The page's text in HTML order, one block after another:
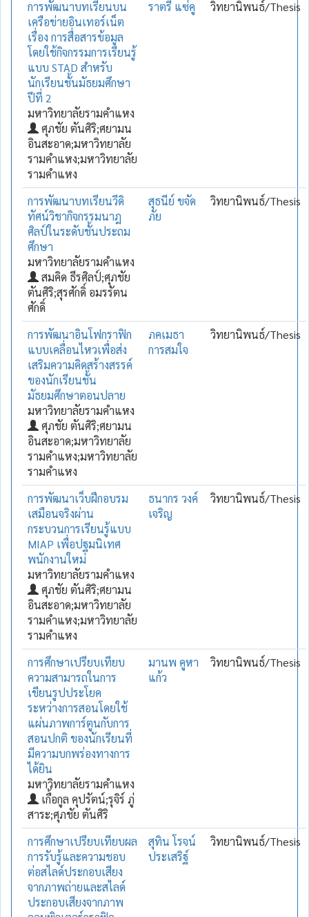
การพัฒนาบทเรียนบน
เครือข่ายอินเทอร์เน็ต
เรื่อง การสื่อสารข้อมูล
โดยใช้กิจกรรมการเรียนรู้
แบบ STAD สำหรับ
นักเรียนชั้นมัธยมศึกษา
ปีที่ 2
มหาวิทยาลัยรามคำแหง
ศุภชัย ตันศิริ;ศยามน
อินสะอาด;มหาวิทยาลัย
รามคำแหง;มหาวิทยาลัย
รามคำแหง
ราตรี แซ่คู วิทยานิพนธ์/Thesis
การพัฒนาบทเรียนวีดิ
ทัศน์วิชากิจกรรมนาฎ
ศิลป์ในระดับชั้นประถม
ศึกษา
มหาวิทยาลัยรามคำแหง
สมคิด ธีรศิลป์;ศุภชัย
ตันศิริ;สุรศักดิ์ อมรรัตน
ศักดิ์
สุธนีย์ ขจัด
ภัย
วิทยานิพนธ์/Thesis
การพัฒนาอินโฟกราฟิก
แบบเคลื่อนไหวเพื่อส่ง
เสริมความคิดสร้างสรรค์
ของนักเรียนชั้น
มัธยมศึกษาตอนปลาย
มหาวิทยาลัยรามคำแหง
ศุภชัย ตันศิริ;ศยามน
อินสะอาด;มหาวิทยาลัย
รามคำแหง;มหาวิทยาลัย
รามคำแหง
ภคเมธา
การสมใจ
วิทยานิพนธ์/Thesis
การพัฒนาเว็บฝึกอบรม
เสมือนจริงผ่าน
กระบวนการเรียนรู้แบบ
MIAP เพื่อปฐมนิเทศ
พนักงานใหม่
มหาวิทยาลัยรามคำแหง
ศุภชัย ตันศิริ;ศยามน
อินสะอาด;มหาวิทยาลัย
รามคำแหง;มหาวิทยาลัย
รามคำแหง
ธนากร วงค์
เจริญ
วิทยานิพนธ์/Thesis
การศึกษาเปรียบเทียบ
ความสามารถในการ
เขียนรูปประโยค
ระหว่างการสอนโดยใช้
แผ่นภาพการ์ตูนกับการ
สอนปกติ ของนักเรียนที่
มีความบกพร่องทางการ
ได้ยิน
มหาวิทยาลัยรามคำแหง
เกื้อกูล คุปรัตน์;รุจิร์ ภู่
สาระ;ศุภชัย ตันศิริ
มานพ คูหา
แก้ว
วิทยานิพนธ์/Thesis
การศึกษาเปรียบเทียบผล
การรับรู้และความชอบ
ต่อสไลด์ประกอบเสียง
จากภาพถ่ายและสไลด์
ประกอบเสียงจากภาพ
สุทิน โรจน์
ประเสริฐ์
วิทยานิพนธ์/Thesis